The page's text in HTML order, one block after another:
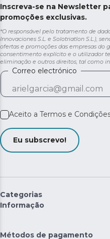
Inscreva-se na Newsletter
promoções exclusivas.
*O responsável pelo tratamento de
Innovaciones S.L. e Solotriatlon S.L.),
ofertas e promoções das empresas do
consentimento explícito e o utilizador
eliminação e outros direitos, tal como
Correo electrónico
Aceito a Termos e
Eu subscrevo!
Categorias
Informação
Métodos de pagamento